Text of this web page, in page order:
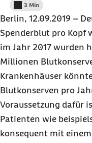
Lesedauer weniger als
3 Min
Berlin, 12.09.2019 –
Spenderblut pro Kopf
im Jahr 2017 wurden
Millionen
Krankenhäuser
Blutkonserven pro
Voraussetzung dafür
Patienten wie
konsequent mit